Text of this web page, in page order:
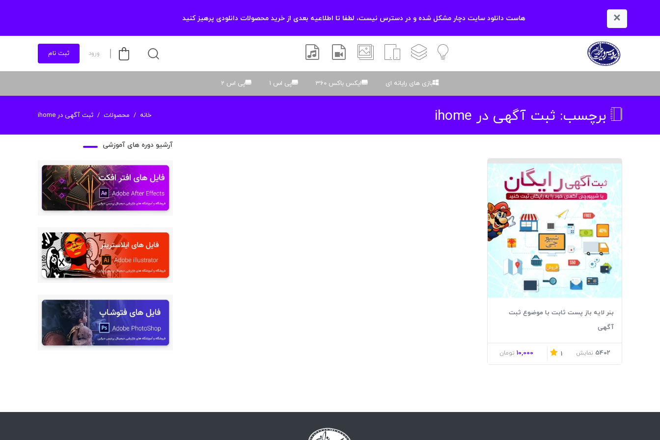
× هاست دانلود سایت دچار مشکل شده و در دسترس نیست، لطفا تا اطلاعیه بعدی از خرید محصولات دانلودی پرهیز کنید
آموزشیلایه باز اسکریپت والپیپر افتر افکتسموسیقی و صدا
ورود ثبت نام
بازی های رایانه ای ایکس باکس 360 پی اس 1 پی اس 2
برچسب: ثبت آگهی در ihome خانه محصولات ثبت آگهی در ihome
بنر لایه باز پست ثابت با موضوع ثبت
آگهی
5402 نمایش 1
10,000 تومان
آرشیو دوره های آموزشی